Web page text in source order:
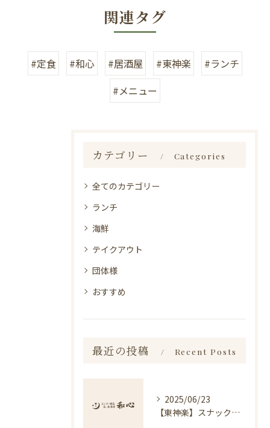
関連タグ
#定食 #和心 #居酒屋 #東神楽
#ランチ
#メニュー
カテゴリー Categories
全てのカテゴリー
ランチ
海鮮
テイクアウト
団体様
おすすめ
最近の投稿 Recent Posts
2025/06/23
【東神楽】スナック琥珀についてのお知らせ｜ランチ・喫茶＆居酒屋 和心